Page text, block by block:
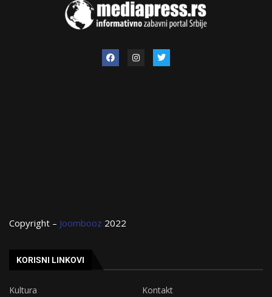
Copyright – Joombooz 2022
KORISNI LINKOVI
Kultura
Kontakt